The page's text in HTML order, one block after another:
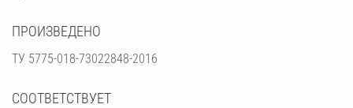
ПРОИЗВЕДЕНО
ТУ 5775-018-73022848-2016
СООТВЕТСТВУЕТ